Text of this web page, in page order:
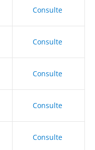
Consulte
Consulte
Consulte
Consulte
Consulte